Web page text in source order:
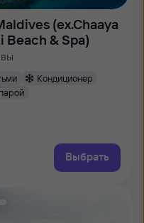
(ex.Chaaya
Beach & Spa)
Кондиционер
Выбрать